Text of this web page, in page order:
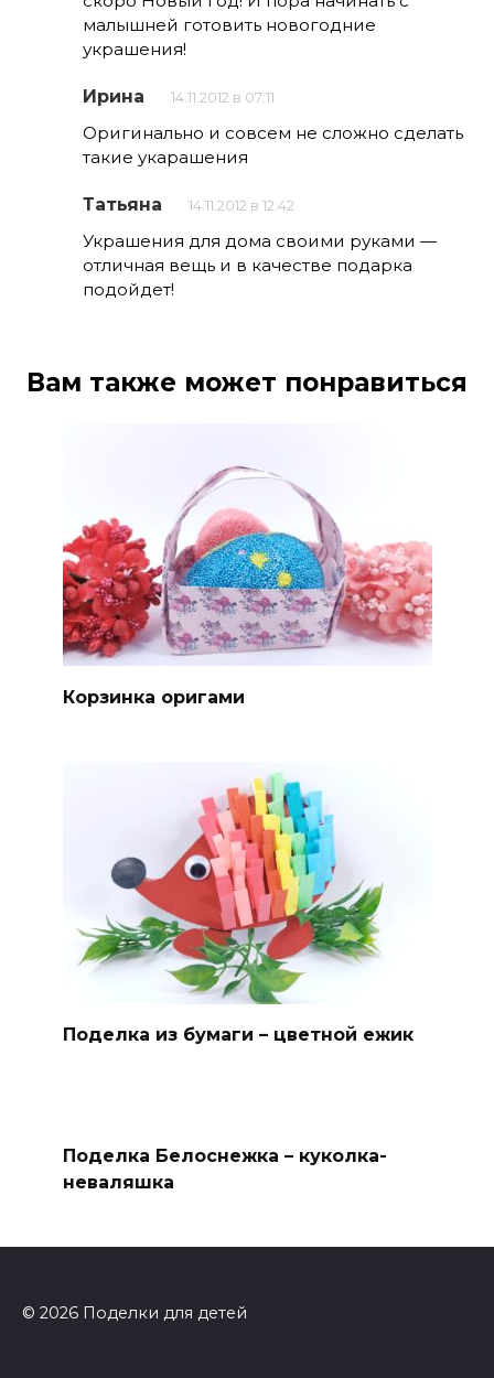
малышней готовить новогодние
украшения!
Ирина 14.11.2012 в 07:11
Оригинально и совсем не сложно сделать
такие укарашения
Татьяна 14.11.2012 в 12:42
Украшения для дома своими руками —
отличная вещь и в качестве подарка
подойдет!
Вам также может понравиться
Корзинка оригами
Поделка из бумаги – цветной ежик
Поделка Белоснежка – куколка-
неваляшка
© 2026 Поделки для детей